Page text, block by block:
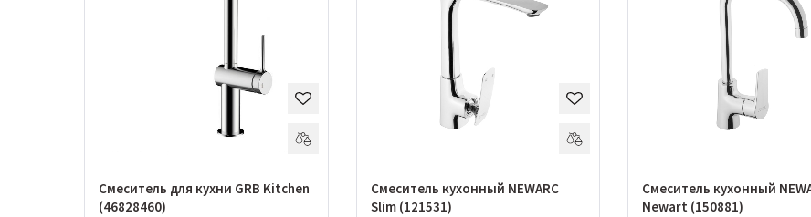
Смеситель для кухни GRB Kitchen
(46828460)
Смеситель кухонный NEWARC
Slim (121531)
Смеситель кухонный
Newart (150881)